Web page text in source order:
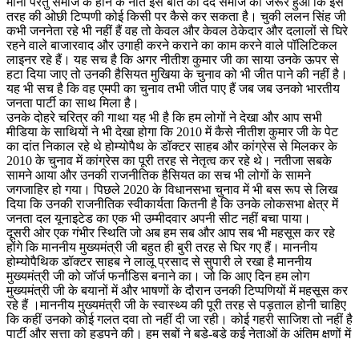
तरह की ओछी टिप्पणी कोई किसी पर कैसे कर सकता है। चुकी ललन सिंह जी
कभी जननेता रहे भी नहीं हैं वह तो केवल और केवल ठेकेदार और दलालों से घिरे
रहने वाले बाजारवाद और उगाही करने कराने का काम करने वाले पॉलिटिकल
लाइनर रहे हैं। यह सच है कि अगर नीतीश कुमार जी का साया उनके ऊपर से
हटा दिया जाए तो उनकी हैसियत मुखिया के चुनाव को भी जीत पाने की नहीं है।
यह भी सच है कि वह एमपी का चुनाव तभी जीत पाए हैं जब जब उनको भारतीय
जनता पार्टी का साथ मिला है।
उनके दोहरे चरित्र की गाथा यह भी है कि हम लोगों ने देखा और आप सभी
मीडिया के साथियों ने भी देखा होगा कि 2010 में कैसे नीतीश कुमार जी के पेट
का दांत निकाल रहे थे होम्योपैथ के डॉक्टर साहब और कांग्रेस से मिलकर के
2010 के चुनाव में कांग्रेस का पूरी तरह से नेतृत्व कर रहे थे। नतीजा सबके
सामने आया और उनकी राजनीतिक हैसियत का सच भी लोगों के सामने
जगजाहिर हो गया। पिछले 2020 के विधानसभा चुनाव में भी बस रूप से लिख
दिया कि उनकी राजनीतिक स्वीकार्यता कितनी है कि उनके लोकसभा क्षेत्र में
जनता दल यूनाइटेड का एक भी उम्मीदवार अपनी सीट नहीं बचा पाया।
दूसरी ओर एक गंभीर स्थिति जो अब हम सब और आप सब भी महसूस कर रहे
होंगे कि माननीय मुख्यमंत्री जी बहुत ही बुरी तरह से घिर गए हैं। माननीय
होम्योपैथिक डॉक्टर साहब ने लालू प्रसाद से सुपारी ले रखा है माननीय
मुख्यमंत्री जी को जॉर्ज फर्नांडिस बनाने का। जो कि आए दिन हम लोग
मुख्यमंत्री जी के बयानों में और भाषणों के दौरान उनकी टिप्पणियों में महसूस कर
रहे हैं ।माननीय मुख्यमंत्री जी के स्वास्थ्य की पूरी तरह से पड़ताल होनी चाहिए
कि कहीं उनको कोई गलत दवा तो नहीं दी जा रही। कोई गहरी साजिश तो नहीं है
पार्टी और सत्ता को हड़पने की। हम सबों ने बड़े-बड़े कई नेताओं के अंतिम क्षणों में